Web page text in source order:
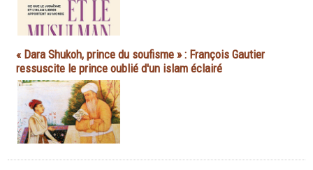
« Dara Shukoh, prince du soufisme » : François Gautier
ressuscite le prince oublié d'un islam éclairé